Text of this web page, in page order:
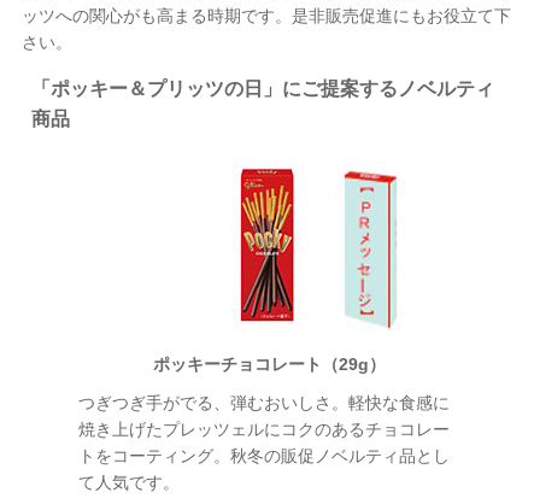
ッツへの関心がも高まる時期です。是非販売促進にもお役立て下
さい。
「ポッキー＆プリッツの日」にご提案するノベルティ
商品
ポッキーチョコレート（29g）
つぎつぎ手がでる、弾むおいしさ。軽快な食感に
焼き上げたプレッツェルにコクのあるチョコレー
トをコーティング。秋冬の販促ノベルティ品とし
て人気です。